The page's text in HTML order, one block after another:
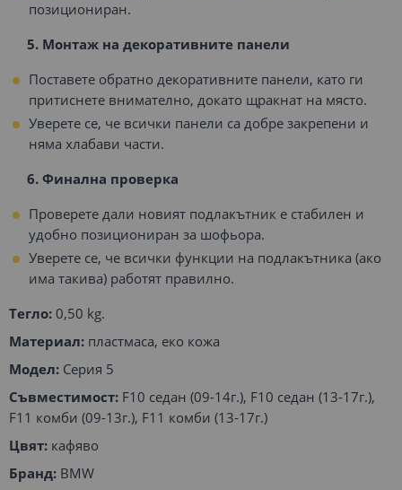
позициониран.
5. Монтаж на декоративните панели
Поставете обратно декоративните панели, като ги
притиснете внимателно, докато щракнат на място.
Уверете се, че всички панели са добре закрепени и
няма хлабави части.
6. Финална проверка
Проверете дали новият подлакътник е стабилен и
удобно позициониран за шофьора.
Уверете се, че всички функции на подлакътника (ако
има такива) работят правилно.
Тегло: 0,50 kg.
Материал: пластмаса, еко кожа
Модел: Серия 5
Съвместимост: F10 седан (09-14г.), F10 седан (13-17г.),
F11 комби (09-13г.), F11 комби (13-17г.)
Цвят: кафяво
Бранд: BMW